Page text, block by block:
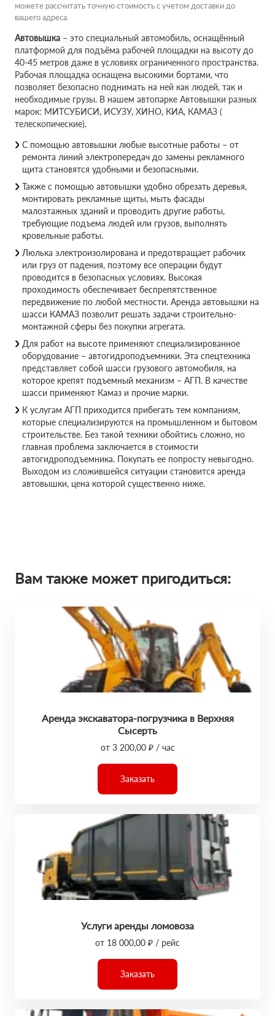
можете рассчитать точную стоимость с учетом доставки до
вашего адреса.
Автовышка – это специальный автомобиль, оснащённый
платформой для подъёма рабочей площадки на высоту до
40-45 метров даже в условиях ограниченного пространства.
Рабочая площадка оснащена высокими бортами, что
позволяет безопасно поднимать на ней как людей, так и
необходимые грузы. В нашем автопарке Автовышки разных
марок: МИТСУБИСИ, ИСУЗУ, ХИНО, КИА, КАМАЗ (
телескопические).
С помощью автовышки любые высотные работы – от
ремонта линий электропередач до замены рекламного
щита становятся удобными и безопасными.
Также с помощью автовышки удобно обрезать деревья,
монтировать рекламные щиты, мыть фасады
малоэтажных зданий и проводить другие работы,
требующие подъема людей или грузов, выполнять
кровельные работы.
Люлька электроизолирована и предотвращает рабочих
или груз от падения, поэтому все операции будут
проводится в безопасных условиях. Высокая
проходимость обеспечивает беспрепятственное
передвижение по любой местности. Аренда автовышки на
шасси КАМАЗ позволит решать задачи строительно-
монтажной сферы без покупки агрегата.
Для работ на высоте применяют специализированное
оборудование – автогидроподъемники. Эта спецтехника
представляет собой шасси грузового автомобиля, на
которое крепят подъемный механизм – АГП. В качестве
шасси применяют Камаз и прочие марки.
К услугам АГП приходится прибегать тем компаниям,
которые специализируются на промышленном и бытовом
строительстве. Без такой техники обойтись сложно, но
главная проблема заключается в стоимости
автогидроподъемника. Покупать ее попросту невыгодно.
Выходом из сложившейся ситуации становится аренда
автовышки, цена которой существенно ниже.
Вам также может пригодиться:
Аренда экскаватора-погрузчика в Верхняя
Сысерть
от 3 200,00 ₽ / час
Заказать
Услуги аренды ломовоза
от 18 000,00 ₽ / рейс
Заказать